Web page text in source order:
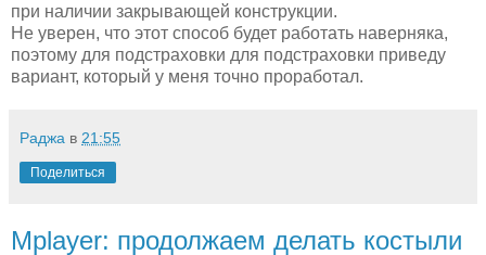
при наличии закрывающей конструкции.
Не уверен, что этот способ будет работать наверняка,
поэтому для подстраховки для подстраховки приведу
вариант, который у меня точно проработал.
Раджа в 21:55
Поделиться
Mplayer: продолжаем делать костыли